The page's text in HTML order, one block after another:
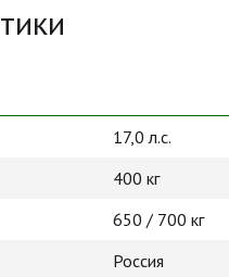
17,0 л.с.
400 кг
650 / 700 кг
Россия